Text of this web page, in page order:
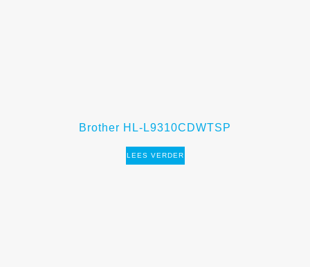
Brother HL-L9310CDWTSP
LEES VERDER